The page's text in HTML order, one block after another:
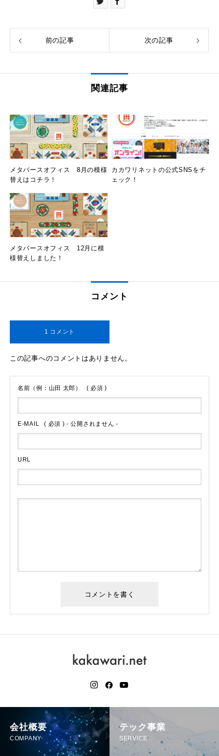
前の記事 次の記事
関連記事
メタバースオフィス 8月の模様
替えはコチラ！
カカワリネットの公式SNSをチ
ェック！
メタバースオフィス 12月に模
様替えしました！
コメント
1 コメント
この記事へのコメントはありません。
名前（例：山田 太郎） ( 必須 )
E-MAIL ( 必須 ) - 公開されません -
URL
会社概要
COMPANY
テック事業
SERVICE